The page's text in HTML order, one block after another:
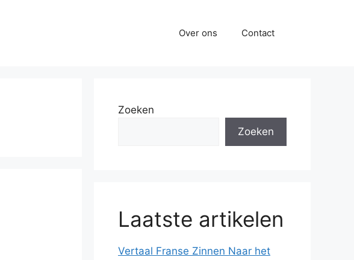
Over ons Contact
Zoeken
Zoeken
Laatste artikelen
Vertaal Franse Zinnen Naar het